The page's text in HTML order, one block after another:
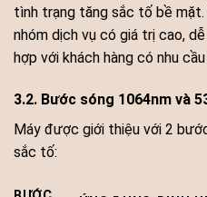
tình trạng tăng sắc tố bề
nhóm dịch vụ có giá trị cao,
hợp với khách hàng có nhu
3.2. Bước sóng 1064nm và
Máy được giới thiệu với 2
sắc tố: